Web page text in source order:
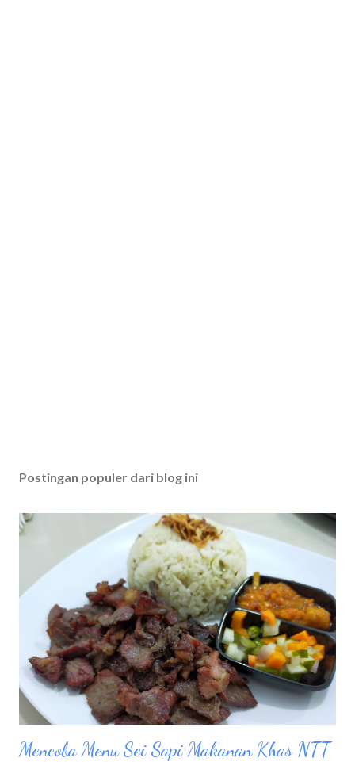
Postingan populer dari blog ini
Mencoba Menu Sei Sapi Makanan Khas NTT